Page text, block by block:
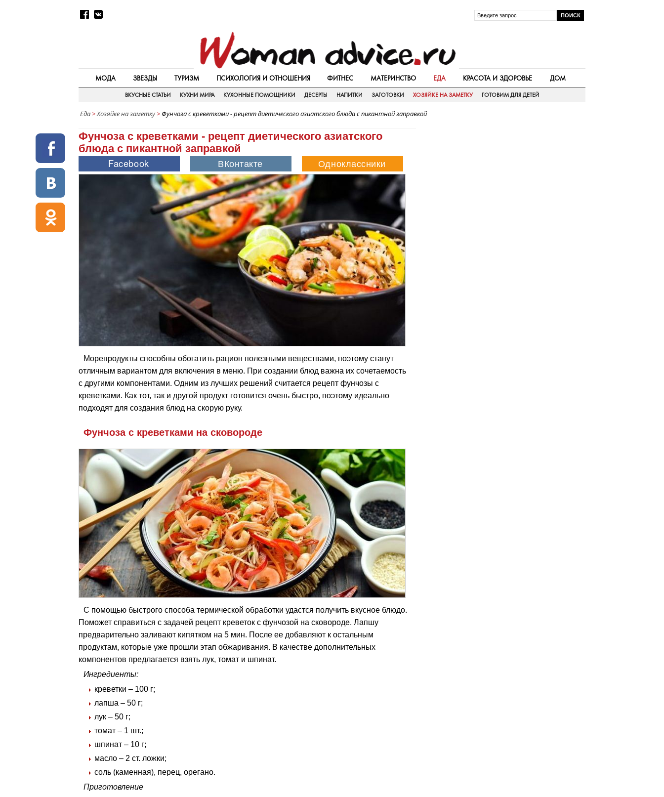
МОДА ЗВЕЗДЫ ТУРИЗМ ПСИХОЛОГИЯ И ОТНОШЕНИЯ ФИТНЕС МАТЕРИНСТВО ЕДА КРАСОТА И ЗДОРОВЬЕ ДОМ
ВКУСНЫЕ СТАТЬИ КУХНИ МИРА КУХОННЫЕ ПОМОЩНИКИ ДЕСЕРТЫ НАПИТКИ ЗАГОТОВКИ ХОЗЯЙКЕ НА ЗАМЕТКУ ГОТОВИМ ДЛЯ ДЕТЕЙ
Еда >Хозяйке на заметку> Фунчоза с креветками - рецепт диетического азиатского блюда с пикантной заправкой
Фунчоза с креветками - рецепт диетического азиатского
блюда с пикантной заправкой
Морепродукты способны обогатить рацион полезными веществами, поэтому станут
отличным вариантом для включения в меню. При создании блюд важна их сочетаемость
с другими компонентами. Одним из лучших решений считается рецепт фунчозы с
креветками. Как тот, так и другой продукт готовится очень быстро, поэтому идеально
подходят для создания блюд на скорую руку.
Фунчоза с креветками на сковороде
С помощью быстрого способа термической обработки удастся получить вкусное блюдо.
Поможет справиться с задачей рецепт креветок с фунчозой на сковороде. Лапшу
предварительно заливают кипятком на 5 мин. После ее добавляют к остальным
продуктам, которые уже прошли этап обжаривания. В качестве дополнительных
компонентов предлагается взять лук, томат и шпинат.
Ингредиенты:
креветки – 100 г;
лапша – 50 г;
лук – 50 г;
томат – 1 шт.;
шпинат – 10 г;
масло – 2 ст. ложки;
соль (каменная), перец, орегано.
Приготовление